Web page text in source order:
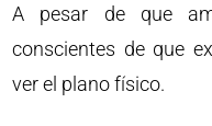
A pesar de que
conscientes de que
ver el plano físico.